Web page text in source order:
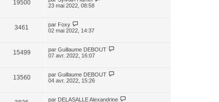
19500
23 mai 2022, 08:58
3461 par Foxy
02 mai 2022, 14:37
15499 par Guillaume DEBOUT
07 avr. 2022, 16:07
13560 par Guillaume DEBOUT
04 avr. 2022, 15:26
par DELASALLE Alexandrine